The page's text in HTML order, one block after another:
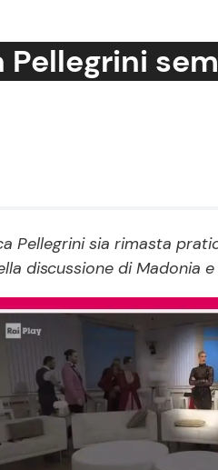
Le Ricette
Primi Piatti
Ricette
Ricette
Ricette
Pellegrini sia rimasta
discussione di Madonia